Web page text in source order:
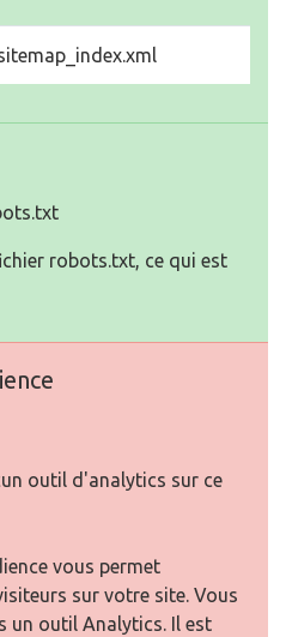
robots.txt, ce qui est
outil d'analytics sur ce
vous permet
sur votre site. Vous
un outil Analytics. Il est